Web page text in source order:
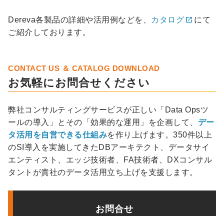
Dereva各製品の詳細や活用例などを、 カタログ open_in_new にて
ご紹介しております。
CONTACT US ＆ CATALOG DOWNLOAD
お気軽にお問合せください
弊社コンサルティングサービスが正しい「Data Opsツ
ールの導入」とその「効果的な運用」を企画して、 デー
タ活用を自営できる仕組みを作り上げます。350件以上
のSI導入を実施してきたDBアーキテクト、データサイ
エンティスト、エッジ技術者、FA技術者、DXコンサル
タントが貴社のデータ活用立ち上げを支援します。
お問合せ